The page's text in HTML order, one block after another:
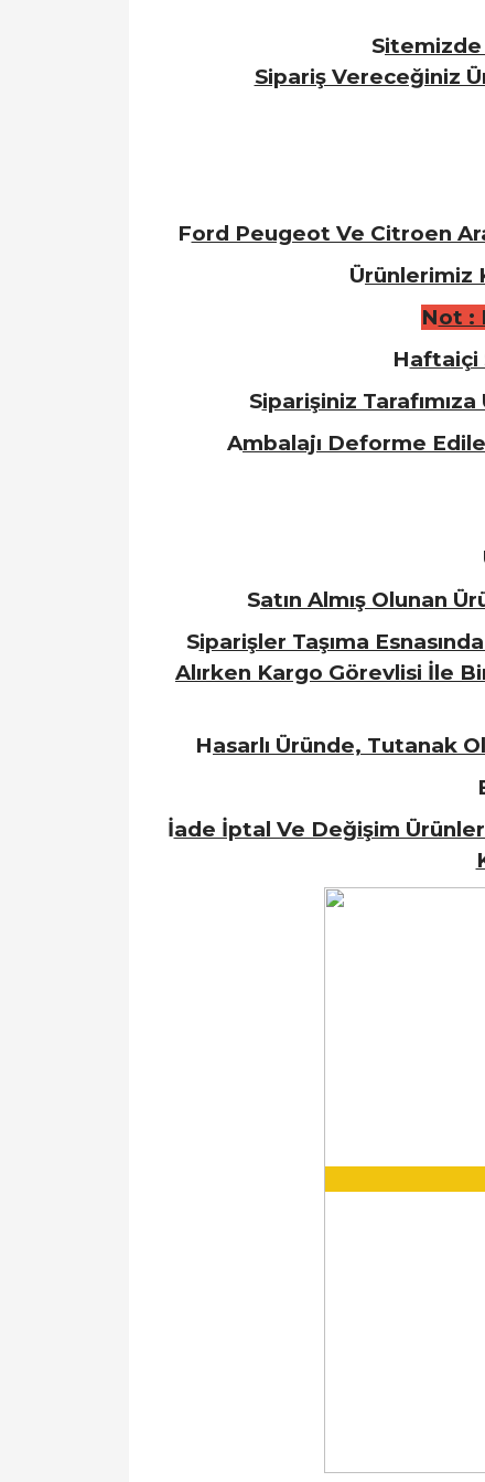
Sitemizde
Sipariş Vereceğiniz
Ford Peugeot Ve Citroen
Ürünlerimiz
Not :
Haftaiçi
Siparişiniz
Ambalajı Deforme
Satın Almış Olunan
Siparişler Taşıma
Alırken Kargo Görevlisi İle
Hasarlı Üründe, Tutanak
İade İptal Ve Değişim